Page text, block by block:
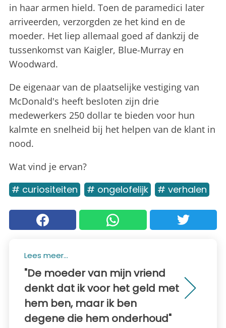
in haar armen hield. Toen de paramedici later
arriveerden, verzorgden ze het kind en de
moeder. Het liep allemaal goed af dankzij de
tussenkomst van Kaigler, Blue-Murray en
Woodward.
De eigenaar van de plaatselijke vestiging van
McDonald's heeft besloten zijn drie
medewerkers 250 dollar te bieden voor hun
kalmte en snelheid bij het helpen van de klant in
nood.
Wat vind je ervan?
# curiositeiten # ongelofelijk # verhalen
Lees meer...
"De moeder van mijn vriend
denkt dat ik voor het geld met
hem ben, maar ik ben
degene die hem onderhoud"